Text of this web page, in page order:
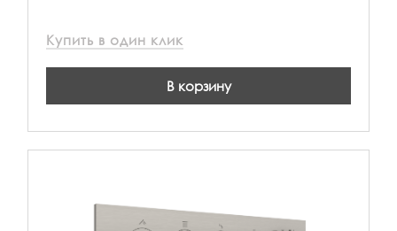
Купить в один клик
В корзину